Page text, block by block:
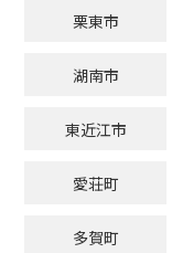
栗東市
湖南市
東近江市
愛荘町
多賀町